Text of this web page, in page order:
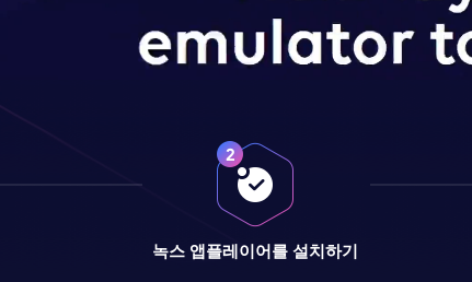
녹스 앱플레이어를 설치하기